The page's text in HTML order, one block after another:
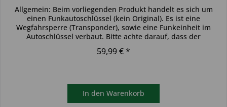
Allgemein: Beim vorliegenden Produkt handelt es sich um
einen Funkautoschlüssel (kein Original). Es ist eine
Wegfahrsperre (Transponder), sowie eine Funkeinheit im
Autoschlüssel verbaut. Bitte achte darauf, dass der
59,99 € *
In den Warenkorb